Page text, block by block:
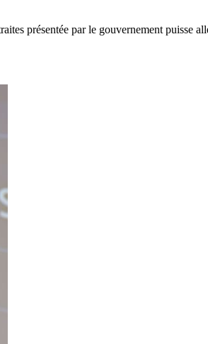
présentée par le gouvernement